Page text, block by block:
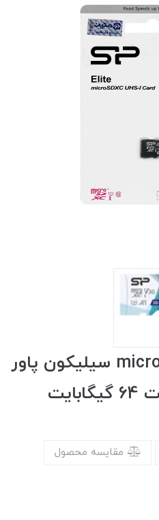
کارت حافظه microSDXC سیلیکون پاور
مقایسه محصول